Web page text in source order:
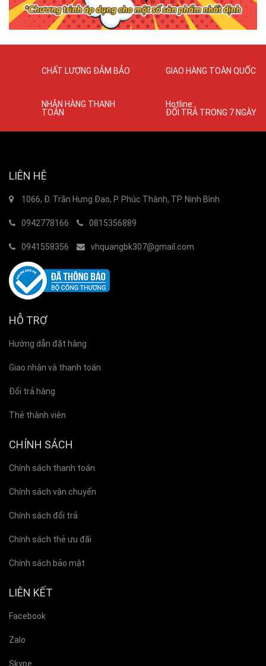
CHẤT LƯỢNG ĐẢM BẢO GIAO HÀNG TOÀN QUỐC
NHẬN HÀNG THANH
TOÁN
Hotline:
ĐỔI TRẢ TRONG 7 NGÀY
LIÊN HỆ
1066, Đ. Trần Hưng Đạo, P. Phúc Thành, TP. Ninh Bình
0942778166 0815356889
0941558356 vhquangbk307@gmail.com
HỖ TRỢ
Hướng dẫn đặt hàng
Giao nhận và thanh toán
Đổi trả hàng
Thẻ thành viên
CHÍNH SÁCH
Chính sách thanh toán
Chính sách vận chuyển
Chính sách đổi trả
Chính sách thẻ ưu đãi
Chính sách bảo mật
LIÊN KẾT
Facebook
Zalo
Skype